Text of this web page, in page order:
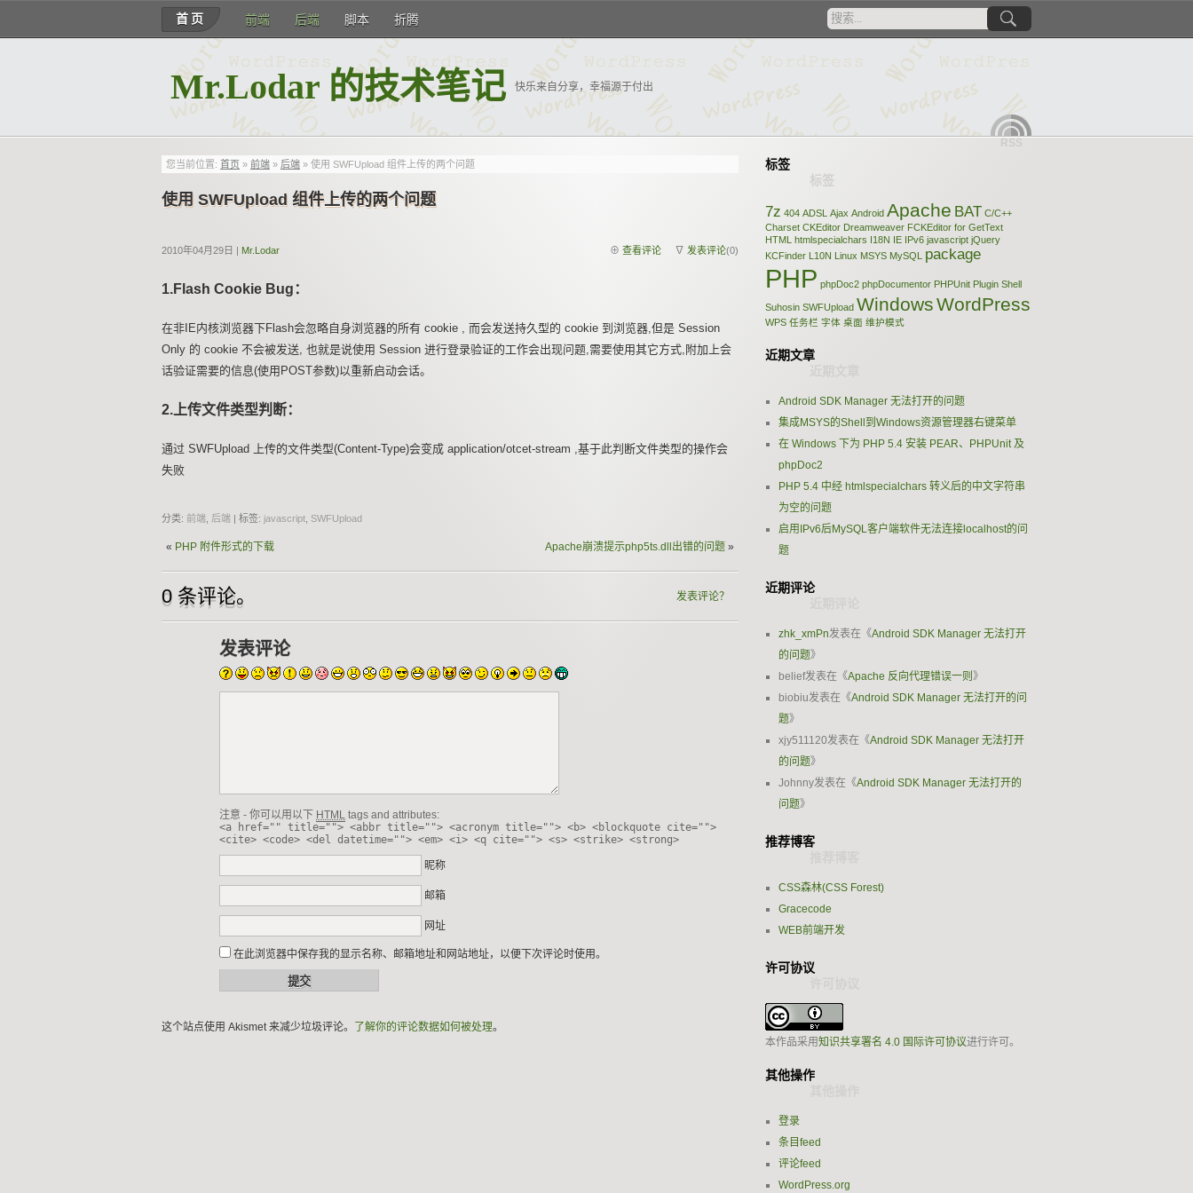
首页 前端 后端 脚本 折腾
Mr.Lodar 的技术笔记 快乐来自分享，幸福源于付出
RSS
您当前位置: 首页 » 前端 » 后端 » 使用 SWFUpload 组件上传的两个问题
使用 SWFUpload 组件上传的两个问题
2010年04月29日 | Mr.Lodar ∇ 发表评论(0)
⊕ 查看评论
1.Flash Cookie Bug：
在非IE内核浏览器下Flash会忽略自身浏览器的所有 cookie , 而会发送持久型的 cookie 到浏览器,但是 Session
Only 的 cookie 不会被发送, 也就是说使用 Session 进行登录验证的工作会出现问题,需要使用其它方式,附加上会
话验证需要的信息(使用POST参数)以重新启动会话。
2.上传文件类型判断：
通过 SWFUpload 上传的文件类型(Content-Type)会变成 application/otcet-stream ,基于此判断文件类型的操作会
失败
分类: 前端 后端 | 标签: javascript SWFUpload
« PHP 附件形式的下载 Apache崩溃提示php5ts.dll出错的问题 »
发表评论？
0 条评论。
发表评论
注意 - 你可以用以下 HTML tags and attributes:
<a href="" title=""> <abbr title=""> <acronym title=""> <b> <blockquote cite="">
<cite> <code> <del datetime=""> <em> <i> <q cite=""> <s> <strike> <strong>
昵称
邮箱
网址
在此浏览器中保存我的显示名称、邮箱地址和网站地址，以便下次评论时使用。
这个站点使用 Akismet 来减少垃圾评论。 了解你的评论数据如何被处理。
标签
7z 404 ADSL Ajax Android Apache BAT C/C++
Charset CKEditor Dreamweaver FCKEditor for GetText
HTML htmlspecialchars I18N IE IPv6 javascript jQuery
KCFinder L10N Linux MSYS MySQL package
PHP phpDoc2 phpDocumentor PHPUnit Plugin Shell
Suhosin SWFUpload WindowsWordPress
WPS 任务栏 字体 桌面 维护模式
近期文章
Android SDK Manager 无法打开的问题
集成MSYS的Shell到Windows资源管理器右键菜单
在 Windows 下为 PHP 5.4 安装 PEAR、PHPUnit 及
phpDoc2
PHP 5.4 中经 htmlspecialchars 转义后的中文字符串
为空的问题
启用IPv6后MySQL客户端软件无法连接localhost的问
题
近期评论
zhk_xmPn发表在《Android SDK Manager 无法打开
的问题》
belief发表在《Apache 反向代理错误一则 》
biobiu发表在《Android SDK Manager 无法打开的问
题》
xjy511120发表在《Android SDK Manager 无法打开
的问题》
Johnny发表在《Android SDK Manager 无法打开的
问题》
推荐博客
CSS森林(CSS Forest)
Gracecode
WEB前端开发
许可协议
本作品采用知识共享署名 4.0 国际许可协议进行许可。
其他操作
登录
条目feed
评论feed
WordPress.org